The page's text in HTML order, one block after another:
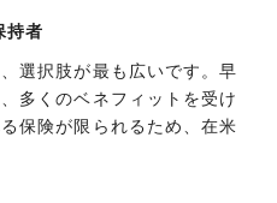
持者
選択肢が最も広いです。早
多くのベネフィットを受け
保険が限られるため、在米